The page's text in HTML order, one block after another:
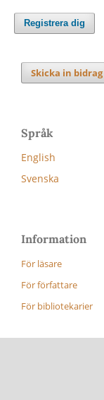
Registrera dig
Skicka in bidrag
Språk
English
Svenska
Information
För läsare
För författare
För bibliotekarier